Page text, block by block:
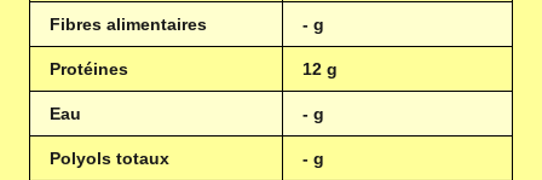
Fibres alimentaires - g
Protéines 12 g
Eau - g
Polyols totaux - g